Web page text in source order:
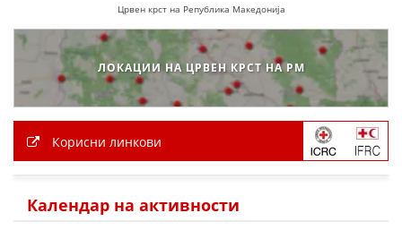
ПРИРАЧНИЦИ
СТРАТЕГИИ
ЕДУКАТИВНО ИНФОРМАТИВНИ МАТЕРИЈАЛИ
БРОШУРИ
Црвен крст на Република Македонија
ЛОКАЦИИ НА ЦРВЕН КРСТ НА РМ
Корисни линкови
Календар на активности